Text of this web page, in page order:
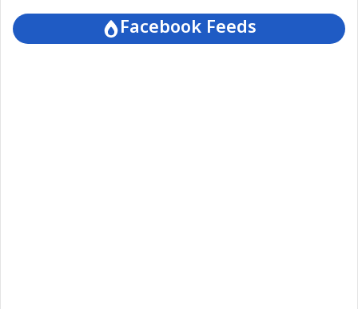
Facebook Feeds